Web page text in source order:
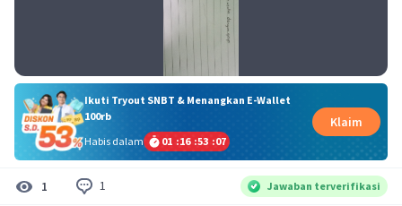
Ikuti Tryout SNBT & Menangkan E-Wallet
100rb
Habis dalam
01 :16 :53 :07
Klaim
1 1 Jawaban terverifikasi